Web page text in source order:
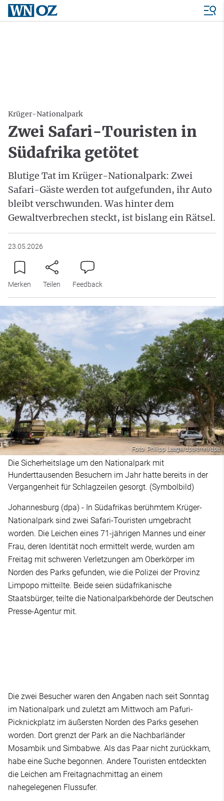
Krüger-Nationalpark
Zwei Safari-Touristen in
Südafrika getötet
Blutige Tat im Krüger-Nationalpark: Zwei
Safari-Gäste werden tot aufgefunden, ihr Auto
bleibt verschwunden. Was hinter dem
Gewaltverbrechen steckt, ist bislang ein Rätsel.
23.05.2026
Merken Teilen Feedback
Foto: Philipp Laage/dpa-tmn/dpa
Die Sicherheitslage um den Nationalpark mit
Hunderttausenden Besuchern im Jahr hatte bereits in der
Vergangenheit für Schlagzeilen gesorgt. (Symbolbild)
Johannesburg (dpa) - In Südafrikas berühmtem Krüger-
Nationalpark sind zwei Safari-Touristen umgebracht
worden. Die Leichen eines 71-jährigen Mannes und einer
Frau, deren Identität noch ermittelt werde, wurden am
Freitag mit schweren Verletzungen am Oberkörper im
Norden des Parks gefunden, wie die Polizei der Provinz
Limpopo mitteilte. Beide seien südafrikanische
Staatsbürger, teilte die Nationalparkbehörde der Deutschen
Presse-Agentur mit.
Die zwei Besucher waren den Angaben nach seit Sonntag
im Nationalpark und zuletzt am Mittwoch am Pafuri-
Picknickplatz im äußersten Norden des Parks gesehen
worden. Dort grenzt der Park an die Nachbarländer
Mosambik und Simbabwe. Als das Paar nicht zurückkam,
habe eine Suche begonnen. Andere Touristen entdeckten
die Leichen am Freitagnachmittag an einem
nahegelegenen Flussufer.